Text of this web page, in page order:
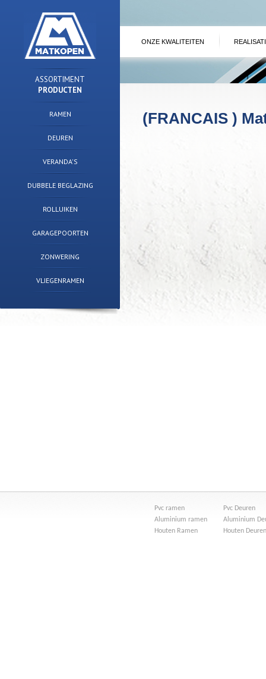
ASSORTIMENT
PRODUCTEN
RAMEN
DEUREN
VERANDA'S
DUBBELE BEGLAZING
ROLLUIKEN
GARAGEPOORTEN
ZONWERING
VLIEGENRAMEN
ONZE KWALITEITEN
(FRANCAIS )
Pvc ramen
Pvc Deuren
Aluminium ramen
Aluminium
Houten Ramen
Houten Deuren